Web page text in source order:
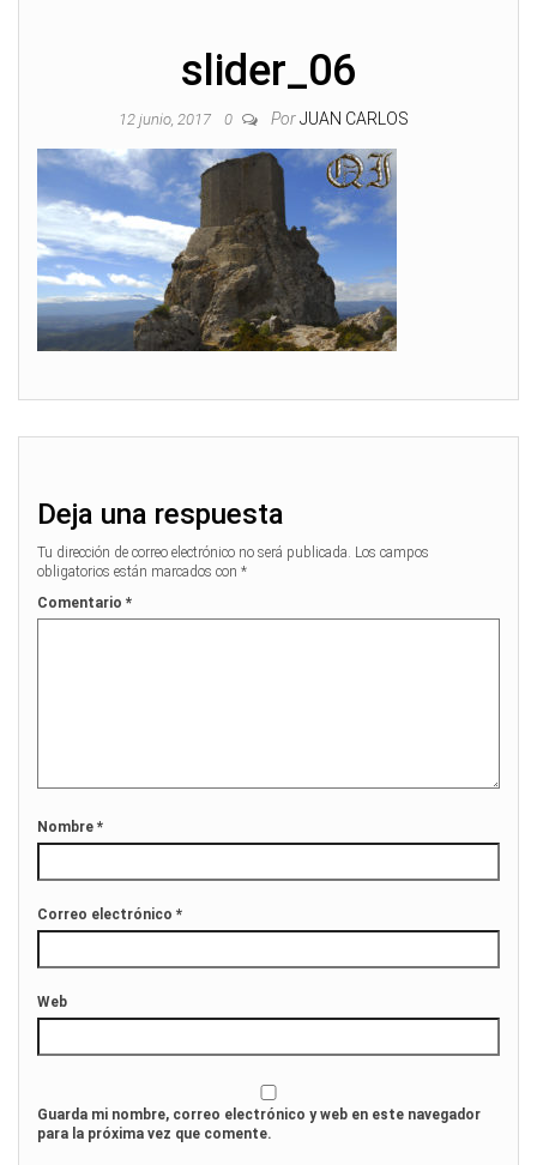
slider_06
12 junio, 2017 0 PorJUAN CARLOS
Deja una respuesta
Tu dirección de correo electrónico no será publicada. Los campos
obligatorios están marcados con *
Comentario *
Nombre *
Correo electrónico *
Web
Guarda mi nombre, correo electrónico y web en este navegador
para la próxima vez que comente.